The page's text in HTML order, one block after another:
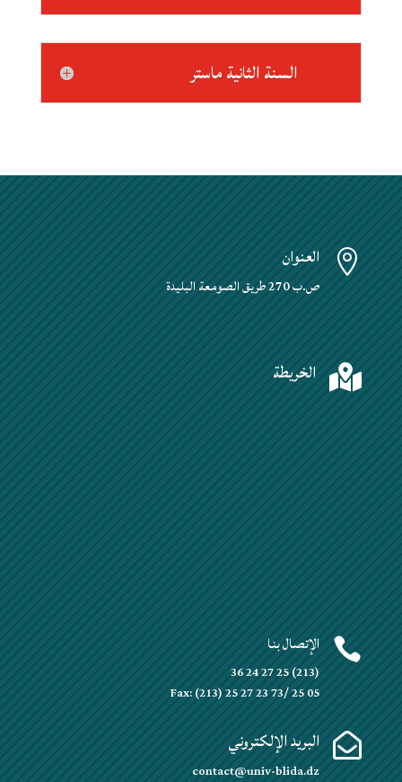
السنة الثانية ماستر
 العنوان
ص.ب 270 طريق الصومعة البليدة
 الخريطة
 الإتصال بنا
(213) 25 27 24 36
Fax: (213) 25 27 23 73/ 25 05
 البريد الإلكتروني
contact@univ-blida.dz